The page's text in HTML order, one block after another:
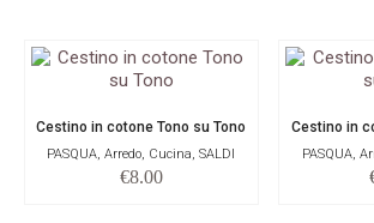
Cestino in cotone Tono su Tono
PASQUA, Arredo, Cucina, SALDI
€8.00
Cestino in
PASQUA,